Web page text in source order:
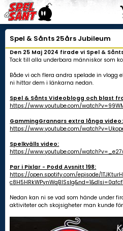
Spel & Sånts 25års Jubileum
Den 25 Maj 2024 firade vi Spel &
Tack till alla underbara människor som
Både vi och flera andra spelade in vlogg
ni hittar dem i länkarna nedan.
Spel & Sånts Videoblogg och blast
https://www.youtube.com/
GammingGrannars extra långa video:
https://www.youtube.com/
Spelkvälls video:
https://www.youtube.com/
Par i Pixlar - Podd Avsnitt 198:
https://open.spotify.com/episode/
Nedan kan ni se vad som hände under
aktiviteter och skojsigheter man kunde